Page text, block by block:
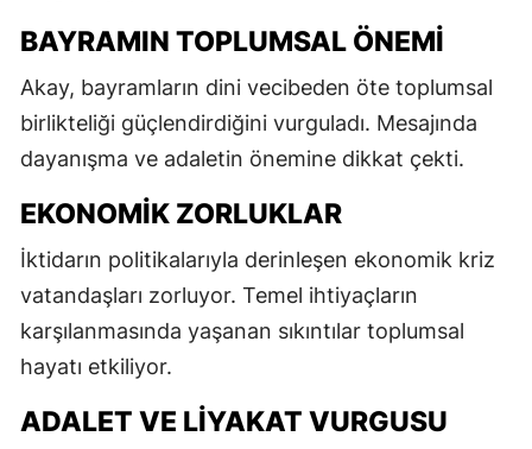
BAYRAMIN TOPLUMSAL ÖNEMI
Akay, bayramların dini vecibeden öte toplumsal
birlikteliği güçlendirdiğini vurguladı. Mesajında
dayanışma ve adaletin önemine dikkat çekti.
EKONOMIK ZORLUKLAR
İktidarın politikalarıyla derinleşen ekonomik kriz
vatandaşları zorluyor. Temel ihtiyaçların
karşılanmasında yaşanan sıkıntılar toplumsal
hayatı etkiliyor.
ADALET VE LIYAKAT VURGUSU